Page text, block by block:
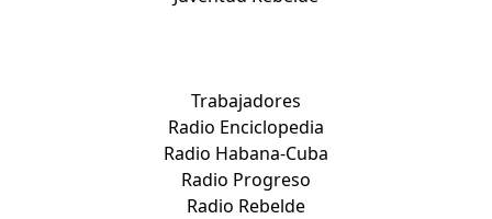
Trabajadores
Radio Enciclopedia
Radio Habana-Cuba
Radio Progreso
Radio Rebelde